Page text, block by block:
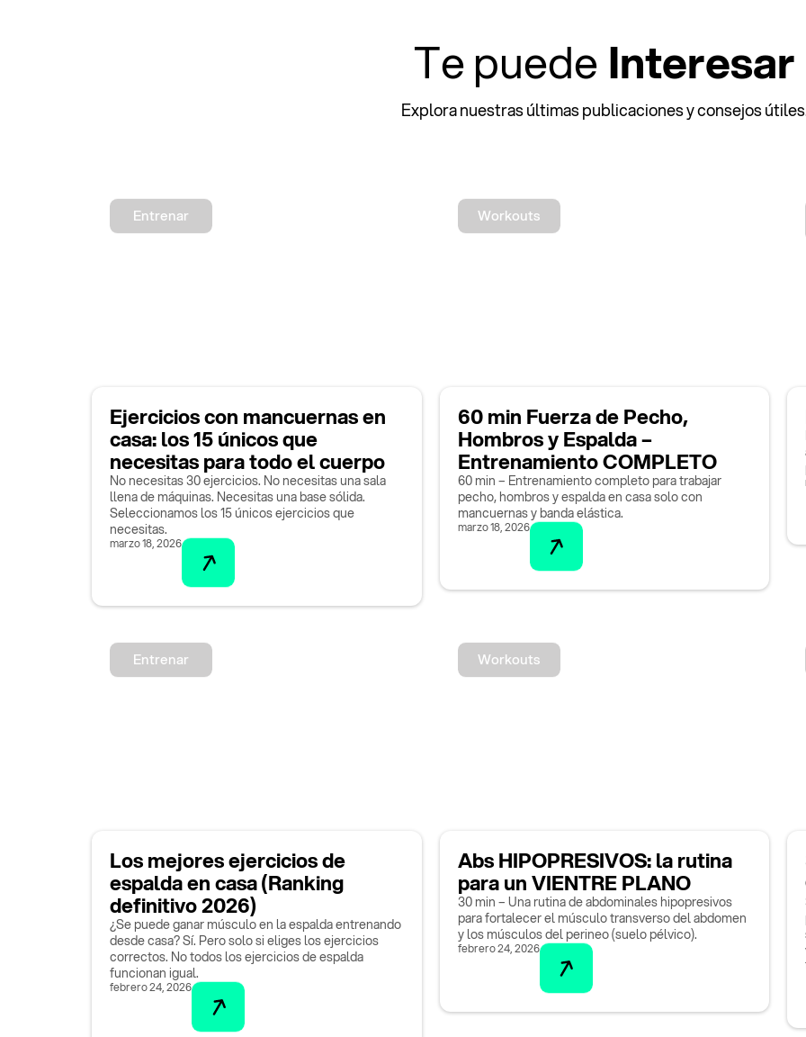
Te puede Interesar
Explora nuestras últimas publicaciones y consejos
Entrenar
Ejercicios con mancuernas en
casa: los 15 únicos que
necesitas para todo el cuerpo
No necesitas 30 ejercicios. No necesitas una sala
llena de máquinas. Necesitas una base sólida.
Seleccionamos los 15 únicos ejercicios que
necesitas.
marzo 18, 2026
Workouts
60 min Fuerza de Pecho,
Hombros y Espalda –
Entrenamiento COMPLETO
60 min – Entrenamiento completo para trabajar
pecho, hombros y espalda en casa solo con
mancuernas y banda elástica.
marzo 18, 2026
Entrenar
Los mejores ejercicios de
espalda en casa (Ranking
definitivo 2026)
¿Se puede ganar músculo en la espalda entrenando
desde casa? Sí. Pero solo si eliges los ejercicios
correctos. No todos los ejercicios de espalda
funcionan igual.
febrero 24, 2026
Workouts
Abs HIPOPRESIVOS: la rutina
para un VIENTRE PLANO
30 min – Una rutina de abdominales hipopresivos
para fortalecer el músculo transverso del abdomen
y los músculos del perineo (suelo pélvico).
febrero 24, 2026